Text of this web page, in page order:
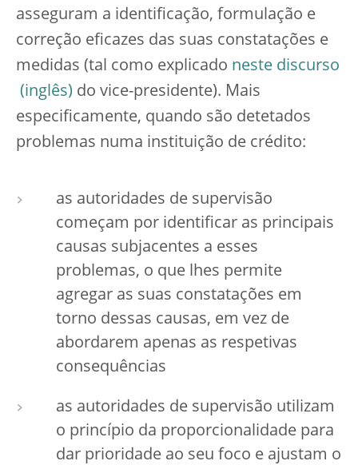
asseguram a identificação, formulação e
correção eficazes das suas constatações e
medidas (tal como explicado neste discurso
do vice-presidente). Mais
especificamente, quando são detetados
problemas numa instituição de crédito:
as autoridades de supervisão
começam por identificar as principais
causas subjacentes a esses
problemas, o que lhes permite
agregar as suas constatações em
torno dessas causas, em vez de
abordarem apenas as respetivas
consequências
as autoridades de supervisão utilizam
o princípio da proporcionalidade para
dar prioridade ao seu foco e ajustam o